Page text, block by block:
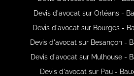
Devis d'avocat sur Orléans -
Devis d'avocat sur Bourges -
Devis d'avocat sur Besançon -
Devis d'avocat sur Mulhouse -
Devis d'avocat sur Pau -